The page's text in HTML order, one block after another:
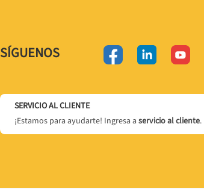
SÍGUENOS
SERVICIO AL CLIENTE
¡Estamos para ayudarte! Ingresa a servicio al cliente.